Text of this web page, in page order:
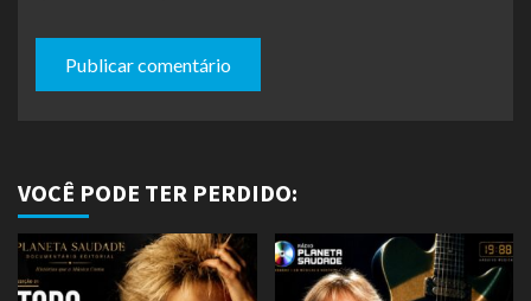
VOCÊ PODE TER PERDIDO: